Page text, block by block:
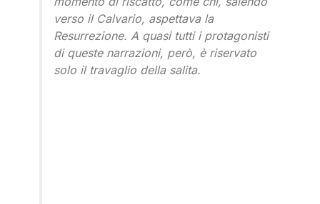
verso il Calvario, aspettava la
Resurrezione. A quasi tutti i protagonisti
di queste narrazioni, però, è riservato
solo il travaglio della salita.